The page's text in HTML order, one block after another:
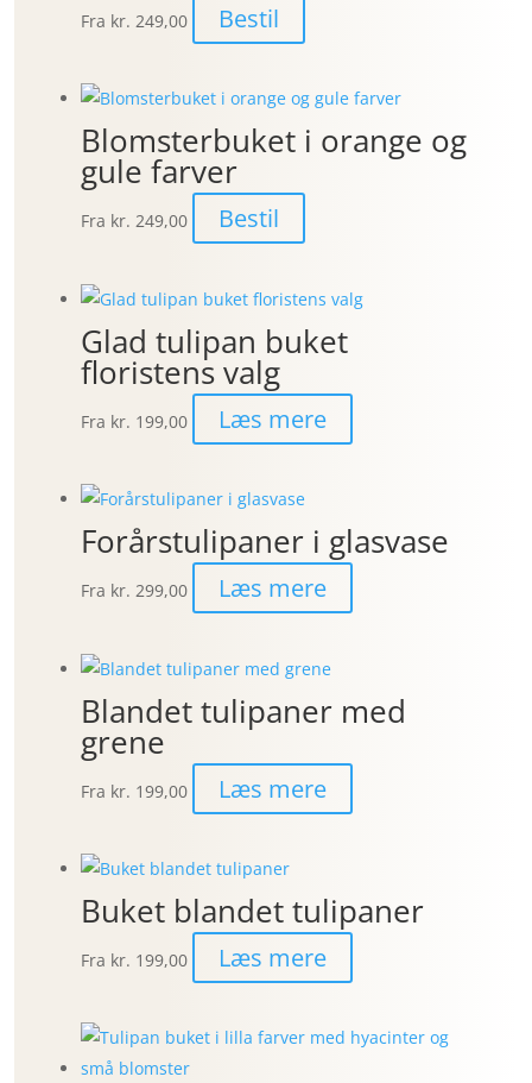
Fra kr. 249,00 Bestil
Blomsterbuket i orange og
gule farver
Fra kr. 249,00 Bestil
Glad tulipan buket
floristens valg
Fra kr. 199,00 Læs mere
Forårstulipaner i glasvase
Fra kr. 299,00 Læs mere
Blandet tulipaner med
grene
Fra kr. 199,00 Læs mere
Buket blandet tulipaner
Fra kr. 199,00 Læs mere